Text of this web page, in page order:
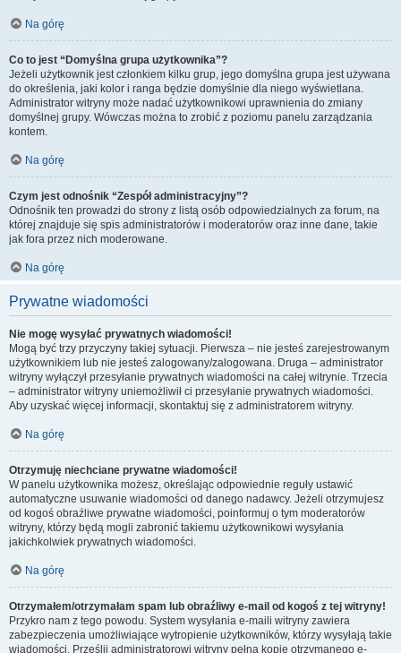
Na górę
Co to jest “Domyślna grupa użytkownika”?
Jeżeli użytkownik jest członkiem kilku grup, jego domyślna grupa jest używana
do określenia, jaki kolor i ranga będzie domyślnie dla niego wyświetlana.
Administrator witryny może nadać użytkownikowi uprawnienia do zmiany
domyślnej grupy. Wówczas można to zrobić z poziomu panelu zarządzania
kontem.
Na górę
Czym jest odnośnik “Zespół administracyjny”?
Odnośnik ten prowadzi do strony z listą osób odpowiedzialnych za forum, na
której znajduje się spis administratorów i moderatorów oraz inne dane, takie
jak fora przez nich moderowane.
Na górę
Prywatne wiadomości
Nie mogę wysyłać prywatnych wiadomości!
Mogą być trzy przyczyny takiej sytuacji. Pierwsza – nie jesteś zarejestrowanym
użytkownikiem lub nie jesteś zalogowany/zalogowana. Druga – administrator
witryny wyłączył przesyłanie prywatnych wiadomości na całej witrynie. Trzecia
– administrator witryny uniemożliwił ci przesyłanie prywatnych wiadomości.
Aby uzyskać więcej informacji, skontaktuj się z administratorem witryny.
Na górę
Otrzymuję niechciane prywatne wiadomości!
W panelu użytkownika możesz, określając odpowiednie reguły ustawić
automatyczne usuwanie wiadomości od danego nadawcy. Jeżeli otrzymujesz
od kogoś obraźliwe prywatne wiadomości, poinformuj o tym moderatorów
witryny, którzy będą mogli zabronić takiemu użytkownikowi wysyłania
jakichkolwiek prywatnych wiadomości.
Na górę
Otrzymałem/otrzymałam spam lub obraźliwy e-mail od kogoś z tej witryny!
Przykro nam z tego powodu. System wysyłania e-maili witryny zawiera
zabezpieczenia umożliwiające wytropienie użytkowników, którzy wysyłają takie
wiadomości. Prześlij administratorowi witryny pełną kopię otrzymanego e-